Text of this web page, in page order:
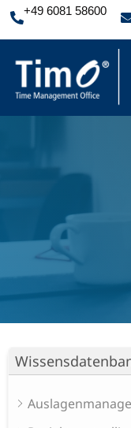
+49 6081 58600